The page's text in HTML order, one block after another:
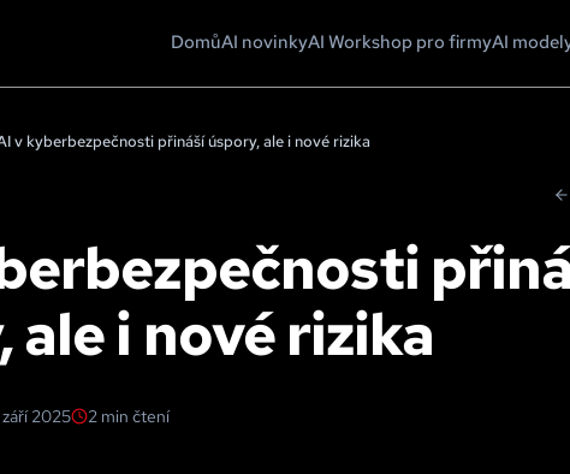
DomůAI novinkyAI Workshop pro firmyAI
v kyberbezpečnosti přináší úspory, ale i nové rizika
ale i nové rizika
září 2025 2 min čtení